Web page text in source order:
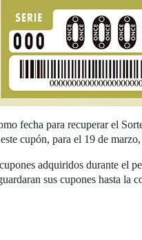
fecha para recuperar el
cupón, para el 19 de
adquiridos durante el
sus cupones hasta la